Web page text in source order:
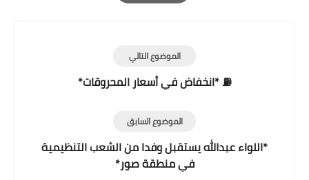
Print
الموضوع التالي
⛽ *انخفاض في أسعار المحروقات*
الموضوع السابق
*اللواء عبدالله يستقبل وفدا من الشعب التنظيمية
في منطقة صور*